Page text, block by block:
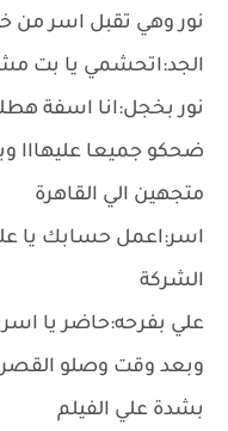
نور وهي تقبل اسر من
الجد:اتحشمي يا بت
نور بخجل:انا اسفة
ضحكو جميعا عليهااا
متجهين الي القاهرة
اسر:اعمل حسابك يا
الشركة
علي بفرحه:حاضر يا اسر
وبعد وقت وصلو
بشدة علي الفيلم